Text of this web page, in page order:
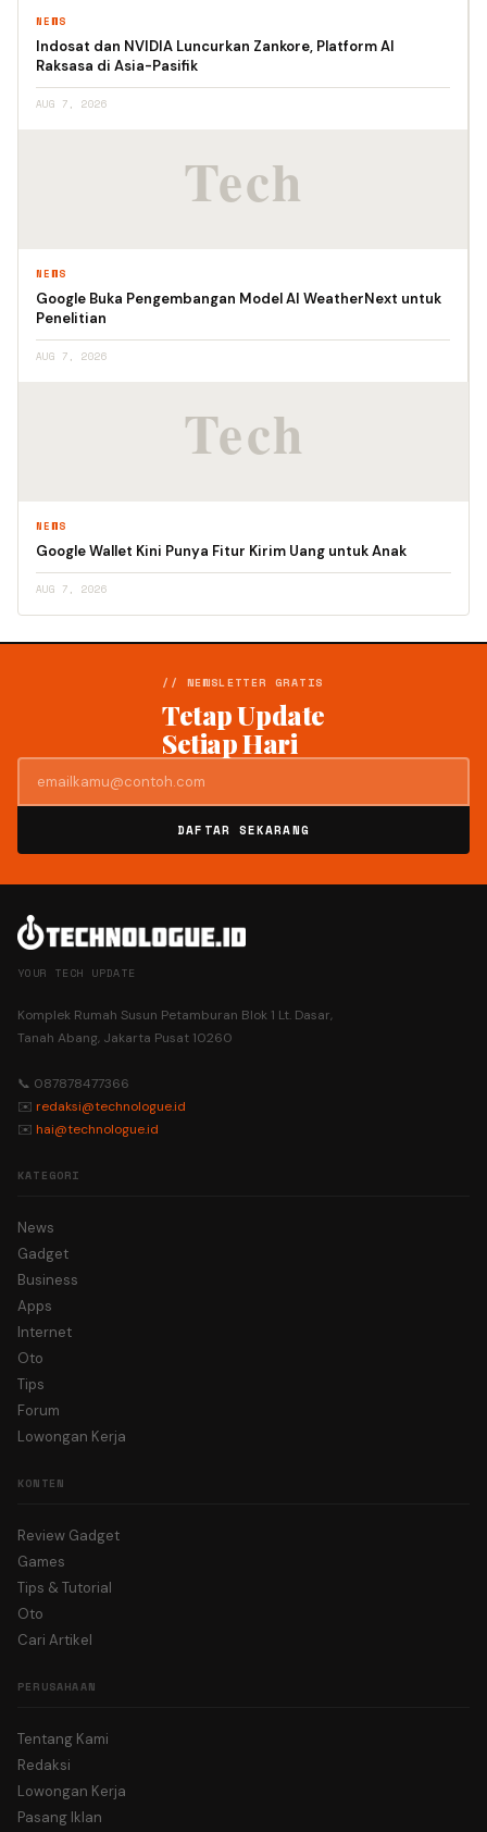
NEWS
Indosat dan NVIDIA Luncurkan Zankore, Platform AI
Raksasa di Asia-Pasifik
AUG 7, 2026
NEWS
Google Buka Pengembangan Model AI WeatherNext untuk
Penelitian
AUG 7, 2026
NEWS
Google Wallet Kini Punya Fitur Kirim Uang untuk Anak
AUG 7, 2026
// NEWSLETTER GRATIS
Tetap Update
Setiap Hari
DAFTAR SEKARANG
YOUR TECH UPDATE
Komplek Rumah Susun Petamburan Blok 1 Lt. Dasar,
Tanah Abang, Jakarta Pusat 10260
📞 087878477366
✉️ redaksi@technologue.id
✉️ hai@technologue.id
KATEGORI
News
Gadget
Business
Apps
Internet
Oto
Tips
Forum
Lowongan Kerja
KONTEN
Review Gadget
Games
Tips & Tutorial
Oto
Cari Artikel
PERUSAHAAN
Tentang Kami
Redaksi
Lowongan Kerja
Pasang Iklan